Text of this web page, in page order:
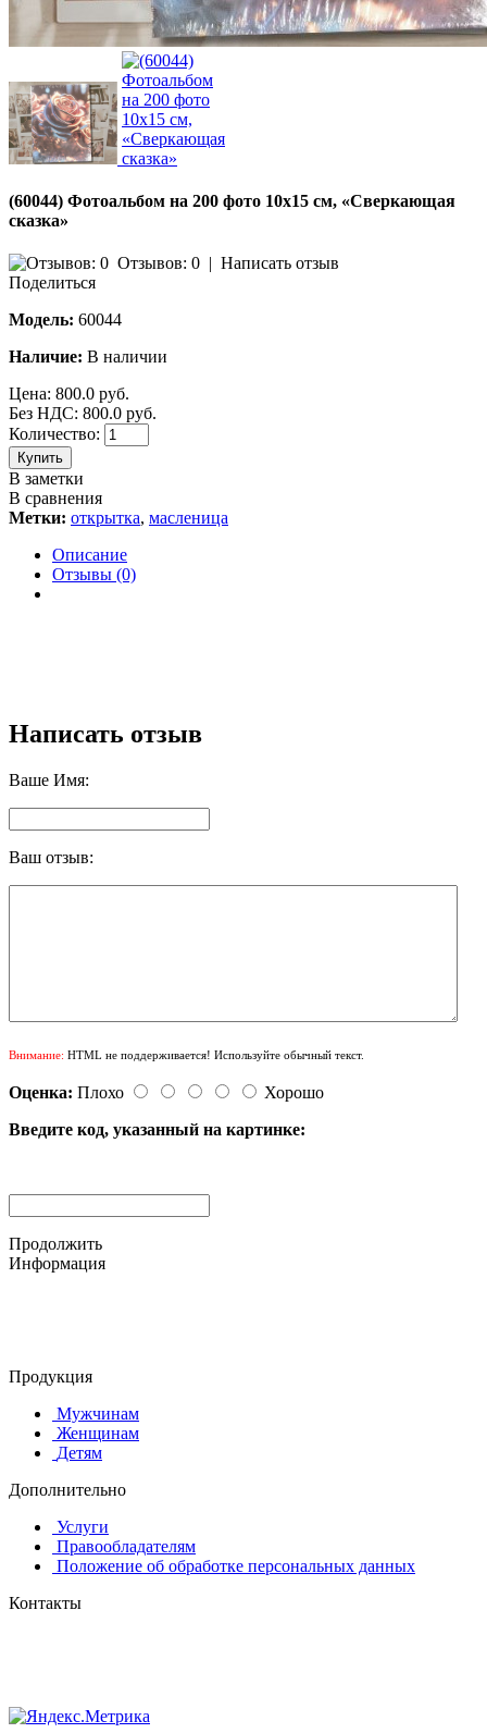
(60044) Фотоальбом на 200 фото 10х15 см, «Сверкающая
сказка»
Отзывов: 0 | Написать отзыв
Поделиться
Модель: 60044
Наличие: В наличии
Цена: 800.0 руб.
Без НДС: 800.0 руб.
Количество:
Купить
В заметки
В сравнения
Метки: открытка, масленица
Описание
Отзывы (0)
Написать отзыв
Ваше Имя:
Ваш отзыв:
Внимание: HTML не поддерживается! Используйте обычный текст.
Оценка: Плохо
Хорошо
Введите код, указанный на картинке:
Продолжить
Информация
Продукция
Мужчинам
Женщинам
Детям
Дополнительно
Услуги
Правообладателям
Положение об обработке персональных данных
Контакты